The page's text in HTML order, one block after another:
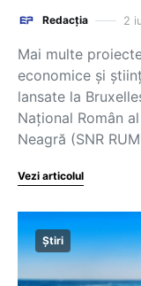
Redacția 2
Mai multe
economice și
lansate la
Național Român
Neagră (SNR
Vezi articolul
Știri